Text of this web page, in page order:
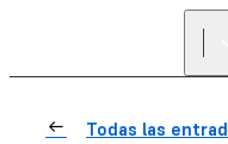
Todas las